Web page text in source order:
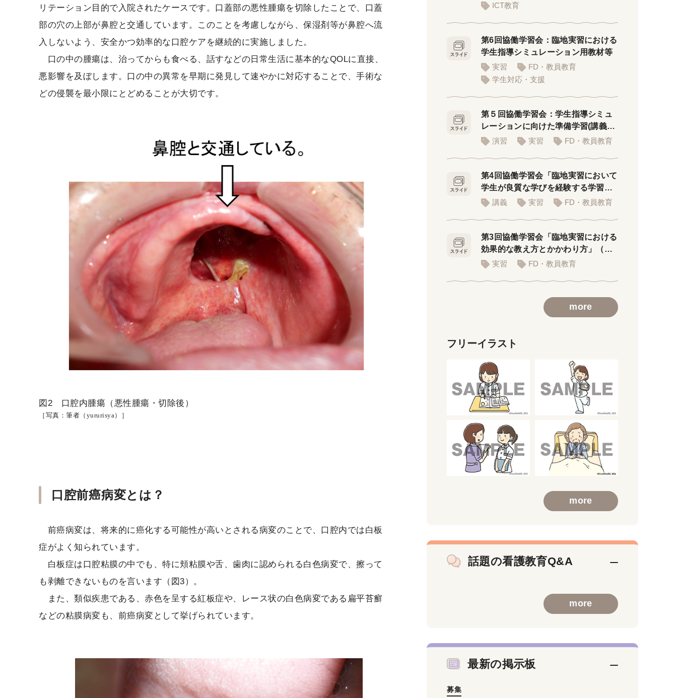
リテーション目的で入院されたケースです。口蓋部の悪性腫瘍を切除したことで、口蓋
部の穴の上部が鼻腔と交通しています。このことを考慮しながら、保湿剤等が鼻腔へ流
入しないよう、安全かつ効率的な口腔ケアを継続的に実施しました。
口の中の腫瘍は、治ってからも食べる、話すなどの日常生活に基本的なQOLに直接、
悪影響を及ぼします。口の中の異常を早期に発見して速やかに対応することで、手術な
どの侵襲を最小限にとどめることが大切です。
図2 口腔内腫瘍（悪性腫瘍・切除後）
［写真：筆者（yururisya）］
口腔前癌病変とは？
前癌病変は、将来的に癌化する可能性が高いとされる病変のことで、口腔内では白板
症がよく知られています。
白板症は口腔粘膜の中でも、特に頬粘膜や舌、歯肉に認められる白色病変で、擦って
も剥離できないものを言います（図3）。
また、類似疾患である、赤色を呈する紅板症や、レース状の白色病変である扁平苔癬
などの粘膜病変も、前癌病変として挙げられています。
ICT教育
第6回協働学習会：臨地実習における
学生指導シミュレーション用教材等
実習
FD・教員教育
学生対応・支援
第５回協働学習会：学生指導シミュ
レーションに向けた準備学習(講義者
用PPT)
演習 実習 FD・教員教育
第4回協働学習会「臨地実習において
学生が良質な学びを経験する学習環
境」講義 実習 FD・教員教育
第3回協働学習会「臨地実習における
効果的な教え方とかかわり方」（講
義用スライド）
実習 FD・教員教育
more
フリーイラスト
more
話題の看護教育Q&A
more
最新の掲示板
募集